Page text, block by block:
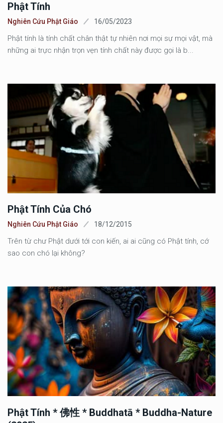
Phật Tính
Nghiên Cứu Phật Giáo 16/05/2023
Phật tính là tính chất chân thật tự nhiên nơi mọi sự mọi vật, mà
những ai trực nhận trọn vẹn tính chất này được gọi là b...
Phật Tính Của Chó
Nghiên Cứu Phật Giáo 18/12/2015
Trên từ chư Phật dưới tới con kiến, ai ai cũng có Phật tính, cớ
sao con chó lại không?
Phật Tính * 佛性 * Buddhatā * Buddha-Nature